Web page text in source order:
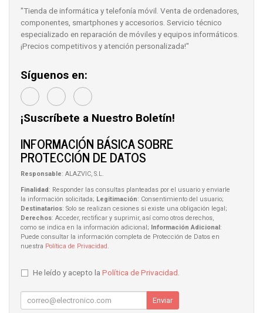
"Tienda de informática y telefonía móvil. Venta de ordenadores,
componentes, smartphones y accesorios. Servicio técnico
especializado en reparación de móviles y equipos informáticos.
¡Precios competitivos y atención personalizada!"
Síguenos en:
¡Suscríbete a Nuestro Boletín!
INFORMACIÓN BÁSICA SOBRE
PROTECCIÓN DE DATOS
Responsable: ALAZVIC, S.L.
Finalidad: Responder las consultas planteadas por el usuario y enviarle
la información solicitada; Legitimación: Consentimiento del usuario;
Destinatarios: Solo se realizan cesiones si existe una obligación legal;
Derechos: Acceder, rectificar y suprimir, así como otros derechos,
como se indica en la información adicional; Información Adicional:
Puede consultar la información completa de Protección de Datos en
nuestra Política de Privacidad.
He leído y acepto la Política de Privacidad.
Enviar